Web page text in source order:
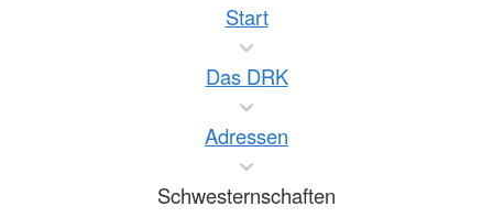
Start
Das DRK
Adressen
Schwesternschaften